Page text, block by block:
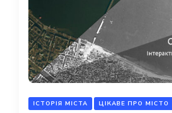
ІСТОРІЯ МІСТА ЦІКАВЕ ПРО МІСТО